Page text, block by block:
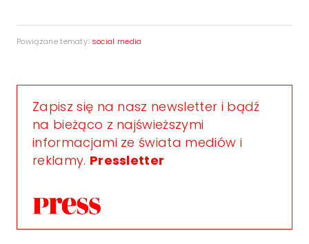
Powiązane tematy: social media
Zapisz się na nasz newsletter i bądź
na bieżąco z najświeższymi
informacjami ze świata mediów i
reklamy. Pressletter